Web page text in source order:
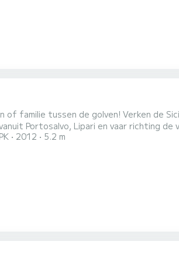
of familie tussen de golven! Verken de
Portosalvo, Lipari en vaar richting de
kunnen verkennen in volledige
om ervoor te
2012 5.2 m